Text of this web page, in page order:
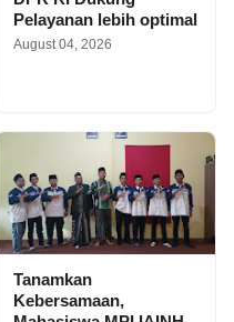
Pelayanan lebih optimal
August 04, 2026
Tanamkan
Kebersamaan,